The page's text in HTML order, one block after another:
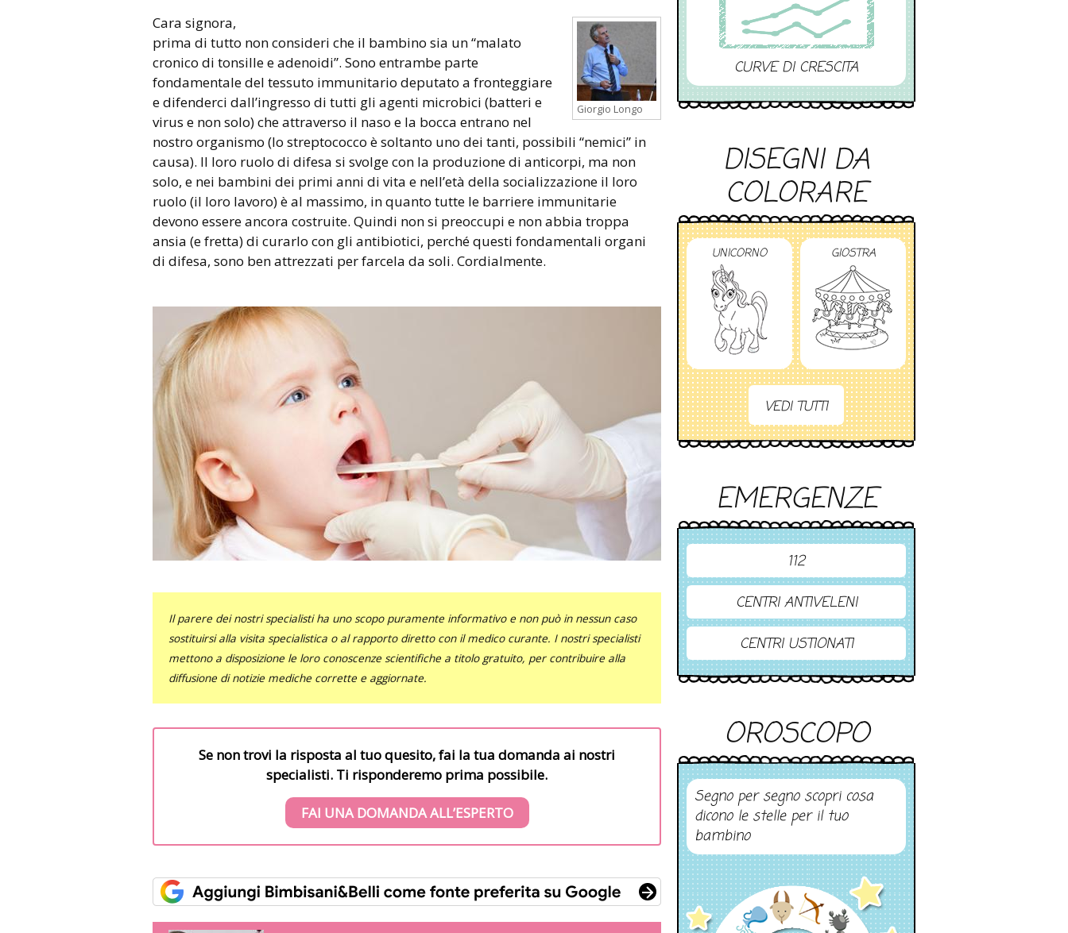
Giorgio Longo
Cara signora,
prima di tutto non consideri che il bambino sia un “malato
cronico di tonsille e adenoidi”. Sono entrambe parte
fondamentale del tessuto immunitario deputato a fronteggiare
e difenderci dall’ingresso di tutti gli agenti microbici (batteri e
virus e non solo) che attraverso il naso e la bocca entrano nel
nostro organismo (lo streptococco è soltanto uno dei tanti, possibili “nemici” in
causa). Il loro ruolo di difesa si svolge con la produzione di anticorpi, ma non
solo, e nei bambini dei primi anni di vita e nell’età della socializzazione il loro
ruolo (il loro lavoro) è al massimo, in quanto tutte le barriere immunitarie
devono essere ancora costruite. Quindi non si preoccupi e non abbia troppa
ansia (e fretta) di curarlo con gli antibiotici, perché questi fondamentali organi
di difesa, sono ben attrezzati per farcela da soli. Cordialmente.
Il parere dei nostri specialisti ha uno scopo puramente informativo e non può in nessun caso
sostituirsi alla visita specialistica o al rapporto diretto con il medico curante. I nostri specialisti
mettono a disposizione le loro conoscenze scientifiche a titolo gratuito, per contribuire alla
diffusione di notizie mediche corrette e aggiornate.
Se non trovi la risposta al tuo quesito, fai la tua domanda ai nostri
specialisti. Ti risponderemo prima possibile.
FAI UNA DOMANDA ALL’ESPERTO
CURVE DI CRESCITA
DISEGNI DA
COLORARE
UNICORNO GIOSTRA
VEDI TUTTI
EMERGENZE
112
CENTRI ANTIVELENI
CENTRI USTIONATI
OROSCOPO
Segno per segno scopri cosa
dicono le stelle per il tuo
bambino